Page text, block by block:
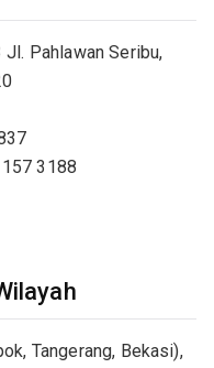
Pahlawan Seribu,
3188
Tangerang, Bekasi),